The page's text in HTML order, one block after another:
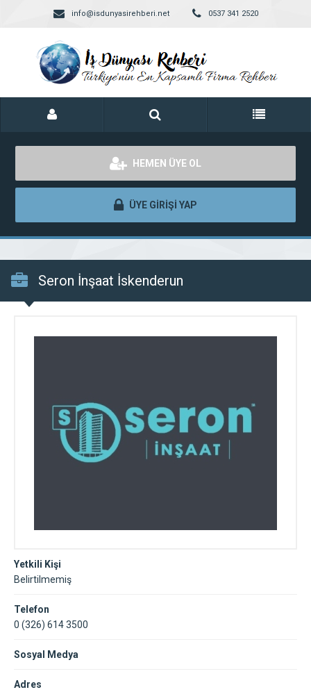
info@isdunyasirehberi.net 0537 341 2520
HEMEN ÜYE OL
ÜYE GİRİŞİ YAP
Seron İnşaat İskenderun
Yetkili Kişi
Belirtilmemiş
Telefon
0 (326) 614 3500
Sosyal Medya
Adres